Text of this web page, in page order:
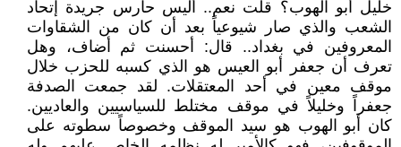
خليل أبو الهوب؟ قلت نعم.. أليس حارس جريدة إتحاد
الشعب والذي صار شيوعياً بعد أن كان من الشقاوات
المعروفين في بغداد.. قال: أحسنت ثم أضاف، وهل
تعرف أن جعفر أبو العيس هو الذي كسبه للحزب خلال
موقف معين في أحد المعتقلات. لقد جمعت الصدفة
جعفراً وخليلاً في موقف مختلط للسياسيين والعاديين.
كان أبو الهوب هو سيد الموقف وخصوصاً سطوته على